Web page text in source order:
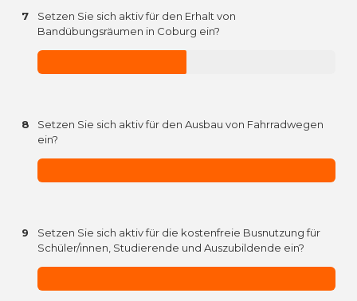
7
Setzen Sie sich aktiv für den Erhalt von
Bandübungsräumen in Coburg ein?
8
Setzen Sie sich aktiv für den Ausbau von Fahrradwegen
ein?
9
Setzen Sie sich aktiv für die kostenfreie Busnutzung für
Schüler/innen, Studierende und Auszubildende ein?